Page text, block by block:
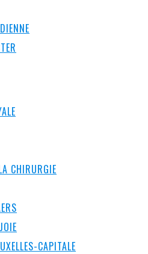
CHIRURGIE
CAPITALE